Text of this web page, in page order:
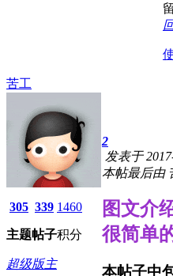
苦工
305
主题
339
帖子
1460
积分
超级版主
2
发表于
本帖最后由
图文介
很简单
本帖子中